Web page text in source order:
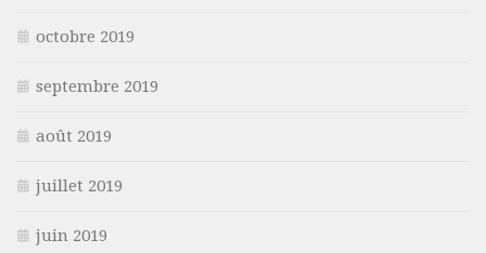
octobre 2019
septembre 2019
août 2019
juillet 2019
juin 2019